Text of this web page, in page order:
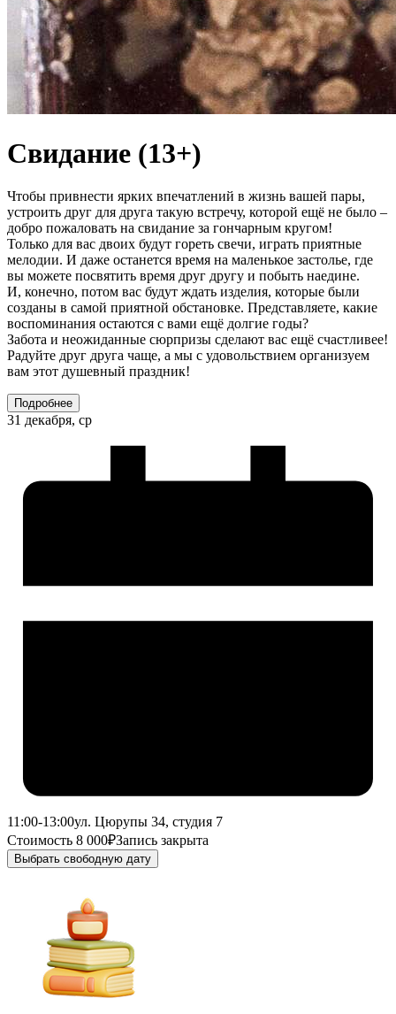
Свидание (13+)
Чтобы привнести ярких впечатлений в жизнь вашей пары,
устроить друг для друга такую встречу, которой ещё не было –
добро пожаловать на свидание за гончарным кругом!
Только для вас двоих будут гореть свечи, играть приятные
мелодии. И даже останется время на маленькое застолье, где
вы можете посвятить время друг другу и побыть наедине.
И, конечно, потом вас будут ждать изделия, которые были
созданы в самой приятной обстановке. Представляете, какие
воспоминания остаются с вами ещё долгие годы?
Забота и неожиданные сюрпризы сделают вас ещё счастливее!
Радуйте друг друга чаще, а мы с удовольствием организуем
вам этот душевный праздник!
Подробнее
31 декабря, ср
11:00-13:00ул. Цюрупы 34, студия 7
Стоимость 8 000₽Запись закрыта
Выбрать свободную дату